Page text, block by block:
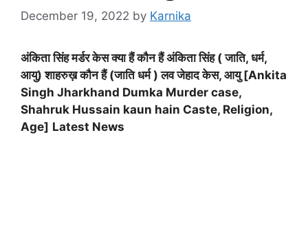
December 19, 2022 by Karnika
अंकिता सिंह मर्डर केस क्या हैं कौन हैं अंकिता सिंह ( जाति, धर्म,
आयु) शाहरुख़ कौन हैं (जाति धर्म ) लव जेहाद केस, आयु [Ankita
Singh Jharkhand Dumka Murder case,
Shahruk Hussain kaun hain Caste, Religion,
Age] Latest News